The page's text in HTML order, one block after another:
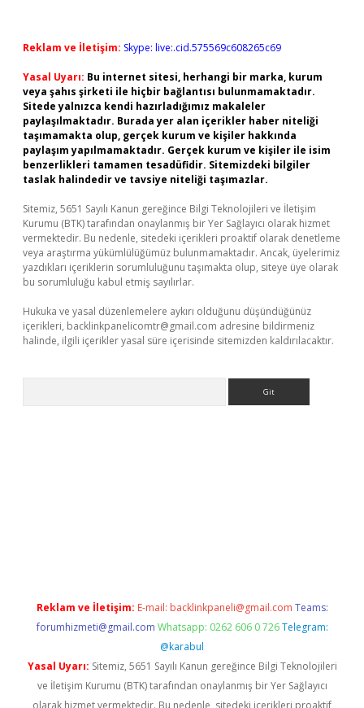
Reklam ve İletişim: Skype: live:.cid.575569c608265c69
Yasal Uyarı: Bu internet sitesi, herhangi bir marka, kurum
veya şahıs şirketi ile hiçbir bağlantısı bulunmamaktadır.
Sitede yalnızca kendi hazırladığımız makaleler
paylaşılmaktadır. Burada yer alan içerikler haber niteliği
taşımamakta olup, gerçek kurum ve kişiler hakkında
paylaşım yapılmamaktadır. Gerçek kurum ve kişiler ile isim
benzerlikleri tamamen tesadüfidir. Sitemizdeki bilgiler
taslak halindedir ve tavsiye niteliği taşımazlar.
Sitemiz, 5651 Sayılı Kanun gereğince Bilgi Teknolojileri ve İletişim
Kurumu (BTK) tarafından onaylanmış bir Yer Sağlayıcı olarak hizmet
vermektedir. Bu nedenle, sitedeki içerikleri proaktif olarak denetleme
veya araştırma yükümlülüğümüz bulunmamaktadır. Ancak, üyelerimiz
yazdıkları içeriklerin sorumluluğunu taşımakta olup, siteye üye olarak
bu sorumluluğu kabul etmiş sayılırlar.
Hukuka ve yasal düzenlemelere aykırı olduğunu düşündüğünüz
içerikleri, backlinkpanelicomtr@gmail.com adresine bildirmeniz
halinde, ilgili içerikler yasal süre içerisinde sitemizden kaldırılacaktır.
Reklam ve İletişim: E-mail: backlinkpaneli@gmail.com Teams:
forumhizmeti@gmail.com Whatsapp: 0262 606 0 726 Telegram:
@karabul
Yasal Uyarı: Sitemiz, 5651 Sayılı Kanun gereğince Bilgi Teknolojileri
ve İletişim Kurumu (BTK) tarafından onaylanmış bir Yer Sağlayıcı
olarak hizmet vermektedir. Bu nedenle, sitedeki içerikleri proaktif